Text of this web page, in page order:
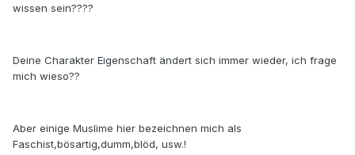
wissen sein????
Deine Charakter Eigenschaft ändert sich immer wieder, ich frage
mich wieso??
Aber einige Muslime hier bezeichnen mich als
Faschist,bösartig,dumm,blöd, usw.!